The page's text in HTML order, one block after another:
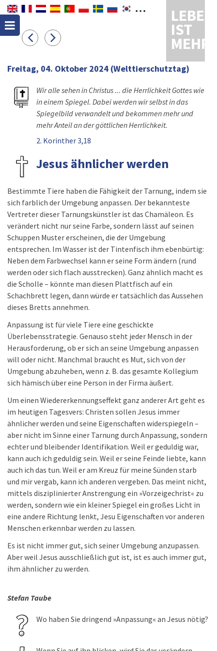
LEBEN
IST
MEHR
Freitag, 04. Oktober 2024 (Welttierschutztag)
Wir alle sehen in Christus ... die Herrlichkeit Gottes wie
in einem Spiegel. Dabei werden wir selbst in das
Spiegelbild verwandelt und bekommen mehr und
mehr Anteil an der göttlichen Herrlichkeit.
2. Korinther 3,18
Jesus ähnlicher werden
Bestimmte Tiere haben die Fähigkeit der Tarnung, indem sie
sich farblich der Umgebung anpassen. Der bekannteste
Vertreter dieser Tarnungskünstler ist das Chamäleon. Es
verändert nicht nur seine Farbe, sondern lässt auf seinen
Schuppen Muster erscheinen, die der Umgebung
entsprechen. Im Wasser ist der Tintenfisch ihm ebenbürtig:
Neben dem Farbwechsel kann er seine Form ändern (rund
werden oder sich flach ausstrecken). Ganz ähnlich macht es
die Scholle – könnte man diesen Plattfisch auf ein
Schachbrett legen, dann würde er tatsächlich das Aussehen
dieses Bretts annehmen.
Anpassung ist für viele Tiere eine geschickte
Überlebensstrategie. Genauso steht jeder Mensch in der
Herausforderung, ob er sich an seine Umgebung anpassen
will oder nicht. Manchmal braucht es Mut, sich von der
Umgebung abzuheben, wenn z. B. das gesamte Kollegium
sich hämisch über eine Person in der Firma äußert.
Um einen Wiedererkennungseffekt ganz anderer Art geht es
im heutigen Tagesvers: Christen sollen Jesus immer
ähnlicher werden und seine Eigenschaften widerspiegeln –
aber nicht im Sinne einer Tarnung durch Anpassung, sondern
echter und bleibender Identifikation. Weil er geduldig war,
kann auch ich geduldig sein. Weil er seine Feinde liebte, kann
auch ich das tun. Weil er am Kreuz für meine Sünden starb
und mir vergab, kann ich anderen vergeben. Das meint nicht,
mittels disziplinierter Anstrengung ein »Vorzeigechrist« zu
werden, sondern wie ein kleiner Spiegel ein großes Licht in
eine andere Richtung lenkt, Jesu Eigenschaften vor anderen
Menschen erkennbar werden zu lassen.
Es ist nicht immer gut, sich seiner Umgebung anzupassen.
Aber weil Jesus ausschließlich gut ist, ist es auch immer gut,
ihm ähnlicher zu werden.
Stefan Taube
Wo haben Sie dringend »Anpassung« an Jesus nötig?